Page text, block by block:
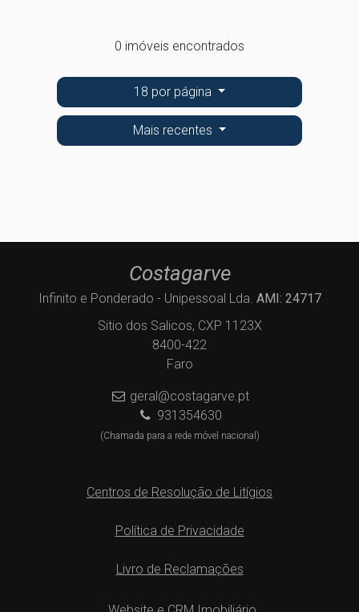
0 imóveis encontrados
18 por página
Mais recentes
Costagarve
Infinito e Ponderado - Unipessoal Lda. AMI: 24717
Sitio dos Salicos, CXP 1123X
8400-422
Faro
geral@costagarve.pt
931354630
(Chamada para a rede móvel nacional)
Centros de Resolução de Litígios
Política de Privacidade
Livro de Reclamações